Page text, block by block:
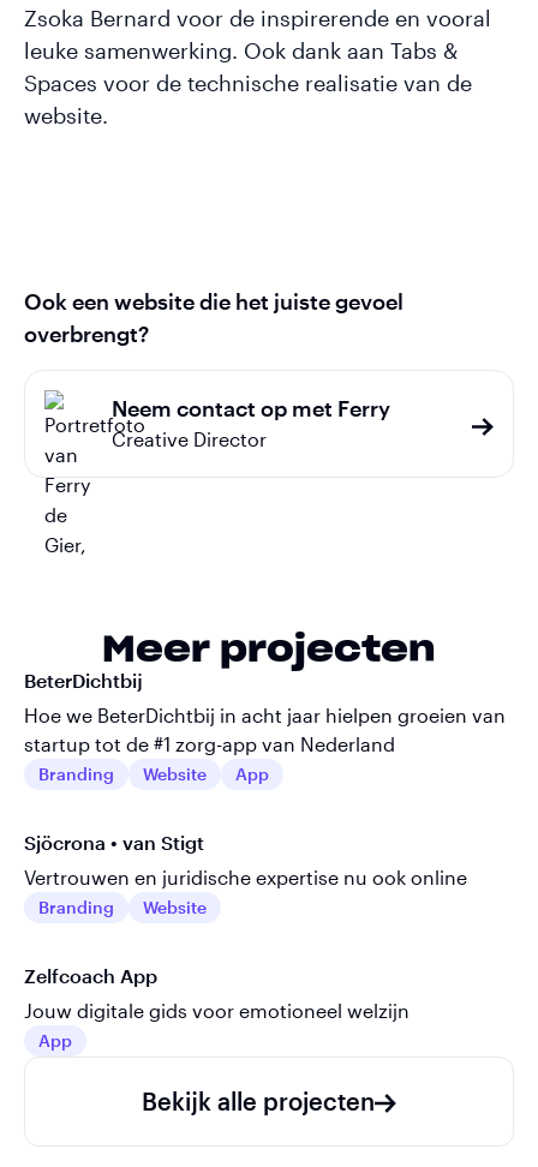
Zsoka Bernard voor de inspirerende en vooral
leuke samenwerking. Ook dank aan Tabs &
Spaces voor de technische realisatie van de
website.
Ook een website die het juiste gevoel
overbrengt?
Neem contact op met Ferry
Creative Director
Meer projecten
BeterDichtbij
Hoe we BeterDichtbij in acht jaar hielpen groeien van
startup tot de #1 zorg-app van Nederland
Branding Website App
Sjöcrona • van Stigt
Vertrouwen en juridische expertise nu ook online
Branding Website
Zelfcoach App
Jouw digitale gids voor emotioneel welzijn
App
Bekijk alle projecten